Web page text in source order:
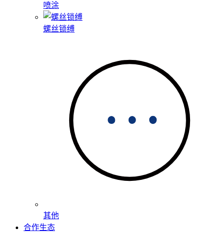
喷涂
螺丝锁缚
其他
合作生态